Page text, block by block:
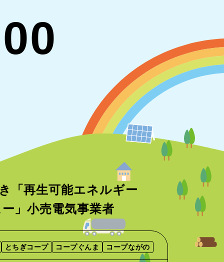
「再生可能エネルギー
」小売電気事業者
とちぎコープ コープぐんま コープながの